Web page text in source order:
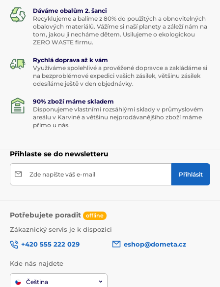
Dáváme obalům 2. šanci
Recyklujeme a balíme z 80% do použitých a obnovitelných
obalových materiálů. Vážíme si naší planety a záleží nám na
tom, jakou ji necháme dětem. Usilujeme o ekologickou
ZERO WASTE firmu.
Rychlá doprava až k vám
Využíváme spolehlivé a prověžené dopravce a zakládáme si
na bezproblémové expedici vašich zásilek, většinu zásilek
odesíláme ještě v den objednávky.
90% zboží máme skladem
Disponujeme vlastními rozsáhlými sklady v průmyslovém
areálu v Karviné a většinu nejprodávanějšího zboží máme
přímo u nás.
Přihlaste se do newsletteru
Zde napište váš e-mail Přihlásit
Potřebujete poradit offline
Zákaznický servis je k dispozici
+420 555 222 029
eshop@dometa.cz
Kde nás najdete
Čeština